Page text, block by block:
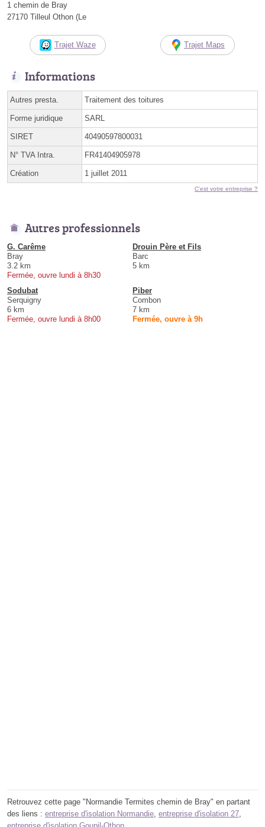
1 chemin de Bray
27170 Tilleul Othon (Le
Trajet Waze Trajet Maps
Informations
Autres presta. Traitement des toitures
Forme juridique SARL
SIRET 40490597800031
N° TVA Intra. FR41404905978
Création 1 juillet 2011
C'est votre entreprise ?
Autres professionnels
G. Carême
Bray
3.2 km
Fermée, ouvre lundi à 8h30
Drouin Père et Fils
Barc
5 km
Sodubat
Serquigny
6 km
Fermée, ouvre lundi à 8h00
Piber
Combon
7 km
Fermée, ouvre à 9h
Retrouvez cette page "Normandie Termites chemin de Bray" en partant
des liens : entreprise d'isolation Normandie, entreprise d'isolation 27,